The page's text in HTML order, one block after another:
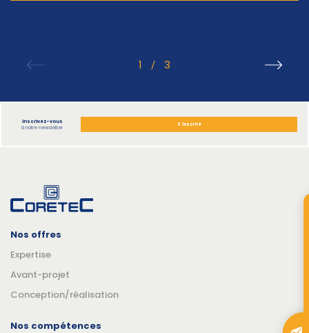
1 / 3
Inscrivez-vous
à notre newsletter
S'inscrire
Nos offres
Expertise
Avant-projet
Conception/réalisation
Nos compétences